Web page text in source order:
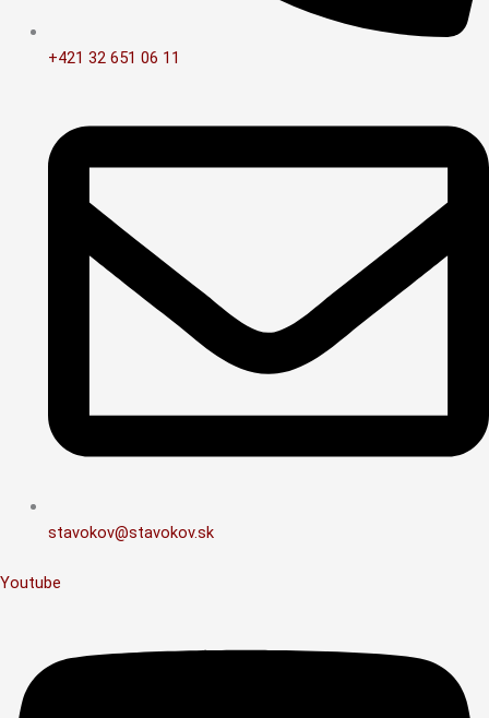
+421 32 651 06 11
stavokov@stavokov.sk
Youtube